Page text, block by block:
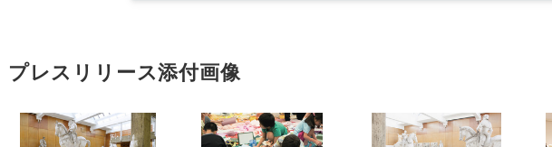
プレスリリース添付画像